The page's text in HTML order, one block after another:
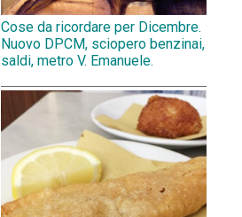
Cose da ricordare per Dicembre.
Nuovo DPCM, sciopero benzinai,
saldi, metro V. Emanuele.